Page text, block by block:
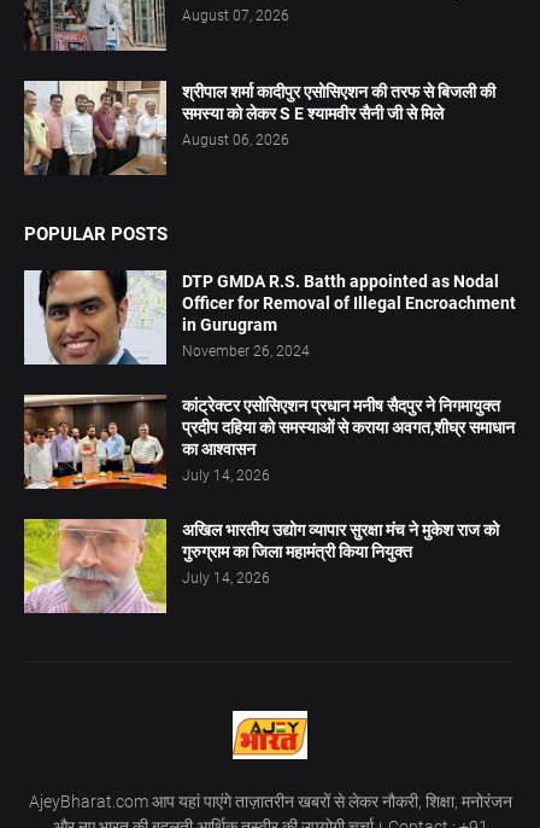
August 07, 2026
श्रीपाल शर्मा कादीपुर एसोसिएशन की तरफ से बिजली की
समस्या को लेकर S E श्यामवीर सैनी जी से मिले
August 06, 2026
POPULAR POSTS
DTP GMDA R.S. Batth appointed as Nodal
Officer for Removal of Illegal Encroachment
in Gurugram
November 26, 2024
कांट्रेक्टर एसोसिएशन प्रधान मनीष सैदपुर ने निगमायुक्त
प्रदीप दहिया को समस्याओं से कराया अवगत,शीघ्र समाधान
का आश्वासन
July 14, 2026
अखिल भारतीय उद्योग व्यापार सुरक्षा मंच ने मुकेश राज को
गुरुग्राम का जिला महामंत्री किया नियुक्त
July 14, 2026
AjeyBharat.com आप यहां पाएंगे ताज़ातरीन खबरों से लेकर नौकरी, शिक्षा, मनोरंजन